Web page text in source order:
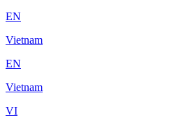
EN
Vietnam
EN
Vietnam
VI